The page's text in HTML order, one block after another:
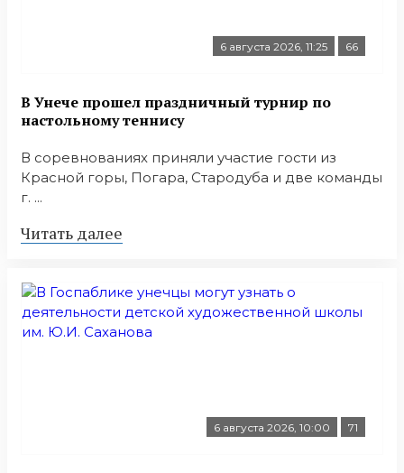
6 августа 2026, 11:25 66
В Унече прошел праздничный турнир по
настольному теннису
В соревнованиях приняли участие гости из
Красной горы, Погара, Стародуба и две команды
г. ...
Читать далее
6 августа 2026, 10:00 71